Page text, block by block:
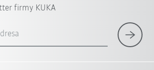
firmy KUKA